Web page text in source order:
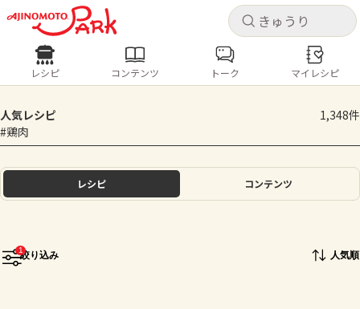
キャ
ログインするとレシピを保存できます
ホーム
キャ
レシピ コンテンツ
人気の食材・レシピ
きゅうり とうもろこし
レシピ コンテンツ トーク マイレシピ
人気レシピ
1,348件
#鶏肉
レシピ コンテンツ
1絞り込み 人気順